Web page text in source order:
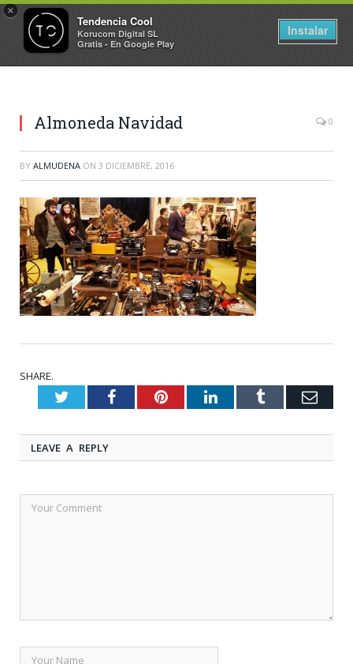
×
Tendencia Cool
Korucom Digital SL
Gratis - En Google Play
Instalar
Almoneda Navidad 0
BY ALMUDENA ON 3 DICIEMBRE, 2016
SHARE.
TwitterFacebookPinterestLinkedInTumblr
LEAVE A REPLY